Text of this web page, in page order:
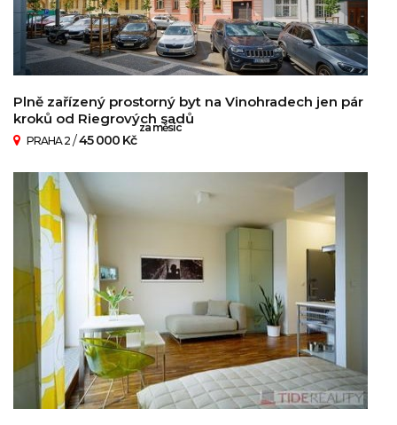
Plně zařízený prostorný byt na Vinohradech jen pár
kroků od Riegrových sadů
PRAHA 2 /45 000 Kč
za měsíc